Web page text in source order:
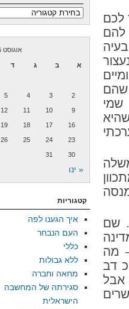
לכם
להם
שהם
שמי
שם
– מה
דב
אבל
קטגוריות
אוגוסט 2026
א ב ג ד
2
3
4
5
9
10
11
12
16
17
18
19
23
24
25
26
30
31
« ינו
קטגוריות
איך הגענו לפה
העם הנבחר
כללי
ללא גבולות
מחאה וחברה
סגירתה של המחשבה
הישראלית